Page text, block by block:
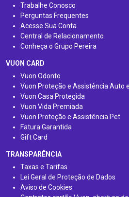
Trabalhe Conosco
Perguntas Frequentes
Acesse Sua Conta
Central de Relacionamento
Conheça o Grupo Pereira
VUON CARD
Vuon Odonto
Vuon Proteção e Assistência Auto
Vuon Casa Protegida
Vuon Vida Premiada
Vuon Proteção e Assistência Pet
Fatura Garantida
Gift Card
TRANSPARÊNCIA
Taxas e Tarifas
Lei Geral de Proteção de Dados
Aviso de Cookies